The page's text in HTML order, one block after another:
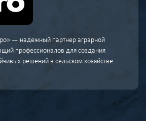
— надежный партнер аграрной
профессионалов для создания
решений в сельском хозяйстве.